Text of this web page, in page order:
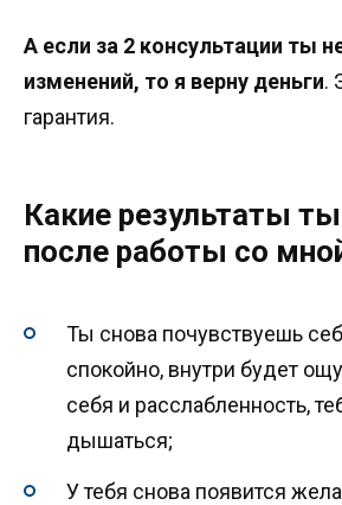
А если за 2 консультации ты
изменений, то я верну деньги.
гарантия.
Какие результаты
после работы со
Ты снова почувствуешь
спокойно, внутри будет
себя и расслабленность,
дышаться;
У тебя снова появится